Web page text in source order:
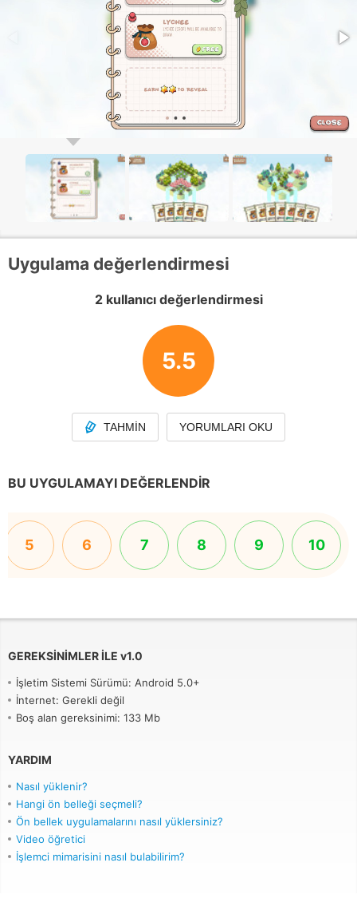
Uygulama değerlendirmesi
2 kullanıcı değerlendirmesi
5.5
TAHMIN YORUMLARI OKU
BU UYGULAMAYI DEĞERLENDIR
5 6 7 8 9 10
GEREKSINIMLER ILE v1.0
İşletim Sistemi Sürümü: Android 5.0+
İnternet: Gerekli değil
Boş alan gereksinimi: 133 Mb
YARDIM
Nasıl yüklenir?
Hangi ön belleği seçmeli?
Ön bellek uygulamalarını nasıl yüklersiniz?
Video öğretici
İşlemci mimarisini nasıl bulabilirim?